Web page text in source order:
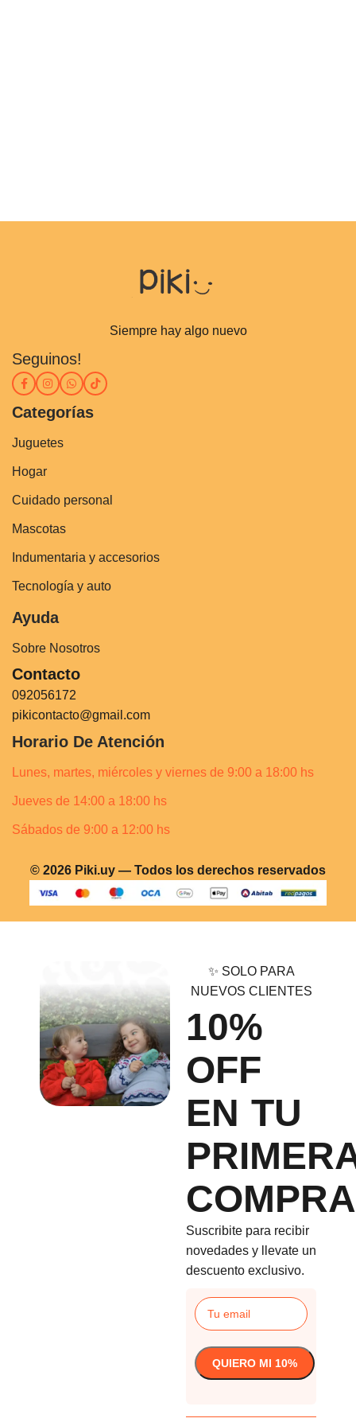
Siempre hay algo nuevo
Seguinos!
Categorías
Juguetes
Hogar
Cuidado personal
Mascotas
Indumentaria y accesorios
Tecnología y auto
Ayuda
Sobre Nosotros
Contacto
092056172
pikicontacto@gmail.com
Horario De Atención
Lunes, martes, miércoles y viernes de 9:00 a 18:00 hs
Jueves de 14:00 a 18:00 hs
Sábados de 9:00 a 12:00 hs
© 2026 Piki.uy — Todos los derechos reservados
✨ SOLO PARA
NUEVOS CLIENTES
10%
OFF
EN TU
COMPRA
Suscribite para recibir
novedades y llevate un
descuento exclusivo.